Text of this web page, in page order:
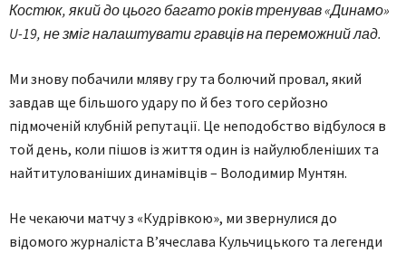
Костюк, який до цього багато років тренував «Динамо»
U-19, не зміг налаштувати гравців на переможний лад.
Ми знову побачили мляву гру та болючий провал, який
завдав ще більшого удару по й без того серйозно
підмоченій клубній репутації. Це неподобство відбулося в
той день, коли пішов із життя один із найулюбленіших та
найтитулованіших динамівців – Володимир Мунтян.
Не чекаючи матчу з «Кудрівкою», ми звернулися до
відомого журналіста В’ячеслава Кульчицького та легенди